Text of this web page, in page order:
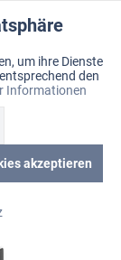
Warenkorb
Aktiv
um ihre Dienste
den
Informationen
akzeptieren